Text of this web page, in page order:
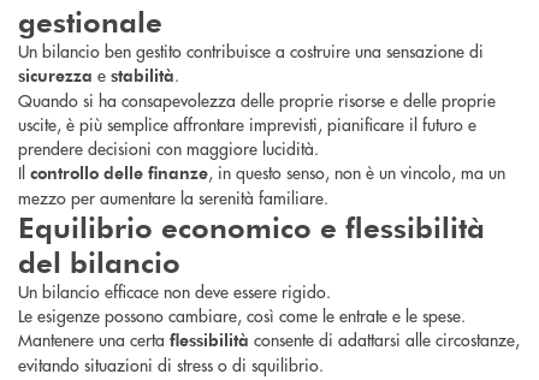
gestionale
Un bilancio ben gestito contribuisce a costruire una sensazione di
sicurezza e stabilità.
Quando si ha consapevolezza delle proprie risorse e delle proprie
uscite, è più semplice affrontare imprevisti, pianificare il futuro e
prendere decisioni con maggiore lucidità.
Il controllo delle finanze, in questo senso, non è un vincolo, ma un
mezzo per aumentare la serenità familiare.
Equilibrio economico e flessibilità
del bilancio
Un bilancio efficace non deve essere rigido.
Le esigenze possono cambiare, così come le entrate e le spese.
Mantenere una certa flessibilità consente di adattarsi alle circostanze,
evitando situazioni di stress o di squilibrio.